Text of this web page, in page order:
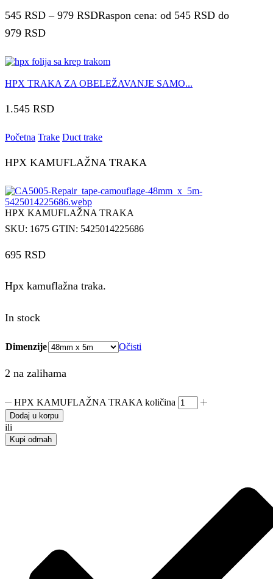
545 RSD – 979 RSDRaspon cena: od 545 RSD do
979 RSD
HPX TRAKA ZA OBELEŽAVANJE SAMO...
1.545 RSD
Početna Trake Duct trake
HPX KAMUFLAŽNA TRAKA
HPX KAMUFLAŽNA TRAKA
SKU: 1675 GTIN: 5425014225686
695 RSD
Hpx kamuflažna traka.
In stock
Dimenzije Očisti
2 na zalihama
HPX KAMUFLAŽNA TRAKA količina
Dodaj u korpu
ili
Kupi odmah